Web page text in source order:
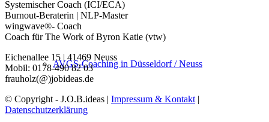
AVGS-Coaching in Düsseldorf / Neuss
Systemischer Coach (ICI/ECA)
Burnout-Beraterin | NLP-Master
wingwave®- Coach
Coach für The Work of Byron Katie (vtw)
Eichenallee 15 | 41469 Neuss
Mobil: 0178-490 82 03
frauholz(@)jobideas.de
© Copyright - J.O.B.ideas | Impressum & Kontakt |
Datenschutzerklärung